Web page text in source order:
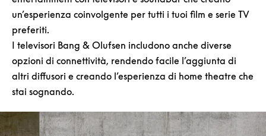
un’esperienza coinvolgente per tutti i tuoi film e serie TV
preferiti.
I televisori Bang & Olufsen includono anche diverse
opzioni di connettività, rendendo facile l’aggiunta di
altri diffusori e creando l’esperienza di home theatre che
stai sognando.